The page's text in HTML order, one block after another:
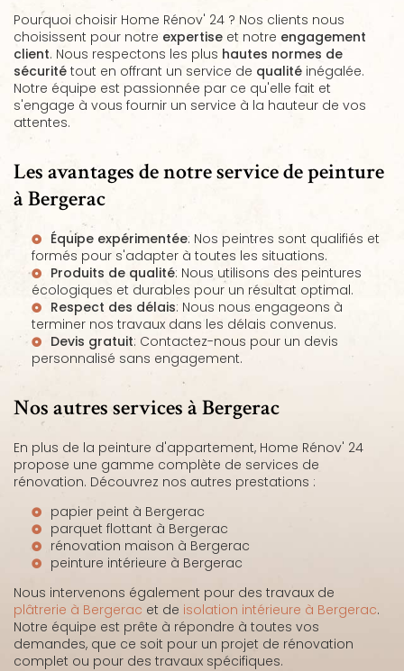
Pourquoi choisir Home Rénov' 24 ? Nos clients nous
choisissent pour notre expertise et notre engagement
client. Nous respectons les plus hautes normes de
sécurité tout en offrant un service de qualité inégalée.
Notre équipe est passionnée par ce qu'elle fait et
s'engage à vous fournir un service à la hauteur de vos
attentes.
Les avantages de notre service de peinture
à Bergerac
Équipe expérimentée: Nos peintres sont qualifiés et
formés pour s'adapter à toutes les situations.
Produits de qualité: Nous utilisons des peintures
écologiques et durables pour un résultat optimal.
Respect des délais: Nous nous engageons à
terminer nos travaux dans les délais convenus.
Devis gratuit: Contactez-nous pour un devis
personnalisé sans engagement.
Nos autres services à Bergerac
En plus de la peinture d'appartement, Home Rénov' 24
propose une gamme complète de services de
rénovation. Découvrez nos autres prestations :
papier peint à Bergerac
parquet flottant à Bergerac
rénovation maison à Bergerac
peinture intérieure à Bergerac
Nous intervenons également pour des travaux de
plâtrerie à Bergerac et de isolation intérieure à Bergerac.
Notre équipe est prête à répondre à toutes vos
demandes, que ce soit pour un projet de rénovation
complet ou pour des travaux spécifiques.